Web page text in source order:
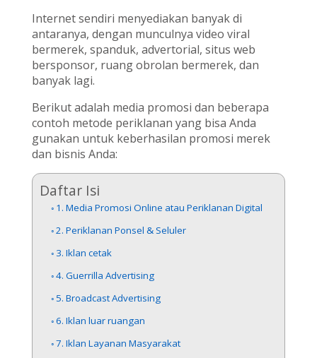
Internet sendiri menyediakan banyak di
antaranya, dengan munculnya video viral
bermerek, spanduk, advertorial, situs web
bersponsor, ruang obrolan bermerek, dan
banyak lagi.
Berikut adalah media promosi dan beberapa
contoh metode periklanan yang bisa Anda
gunakan untuk keberhasilan promosi merek
dan bisnis Anda:
Daftar Isi
1. Media Promosi Online atau Periklanan Digital
2. Periklanan Ponsel & Seluler
3. Iklan cetak
4. Guerrilla Advertising
5. Broadcast Advertising
6. Iklan luar ruangan
7. Iklan Layanan Masyarakat